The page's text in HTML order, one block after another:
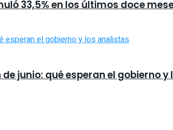
33,5% en los últimos doce
junio: qué esperan el gobierno